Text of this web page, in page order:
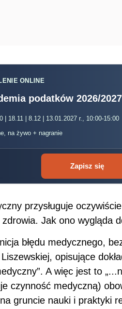
ONLINE
podatków 2026/
| 18.11 | 8.12 | 13.01.2027 r., 10:00-15:00
na żywo + nagranie
Zapisz się
przysługuje
Jak ono wygląda
błędu medycznego,
opisujące
A więc jest to
czynność medyczną)
gruncie nauki i praktyki